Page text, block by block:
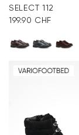
SELECT 112
199.90 CHF